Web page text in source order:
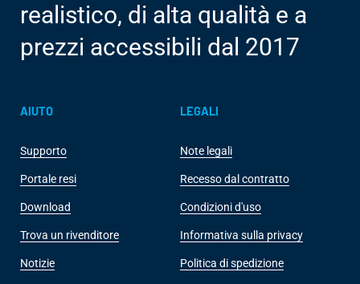
realistico, di alta qualità e a
prezzi accessibili dal 2017
AIUTO
Supporto
Portale resi
Download
Trova un rivenditore
Notizie
LEGALI
Note legali
Recesso dal contratto
Condizioni d'uso
Informativa sulla privacy
Politica di spedizione